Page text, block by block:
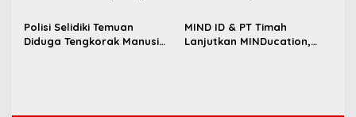
o
s
Retribusi Baru
Masyarakat Jakarta
Polisi Selidiki Temuan
Diduga Tengkorak Manusia
MIND ID & PT Timah
Lanjutkan MINDucation,